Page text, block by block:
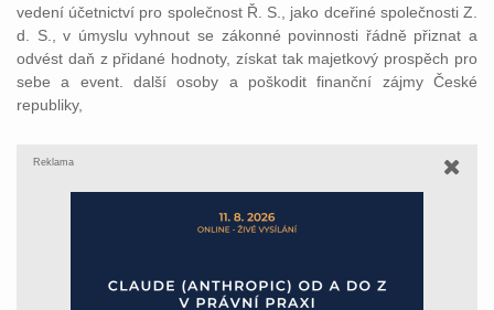
vedení účetnictví pro společnost Ř. S., jako dceřiné společnosti Z.
d. S., v úmyslu vyhnout se zákonné povinnosti řádně přiznat a
odvést daň z přidané hodnoty, získat tak majetkový prospěch pro
sebe a event. další osoby a poškodit finanční zájmy České
republiky,
Reklama